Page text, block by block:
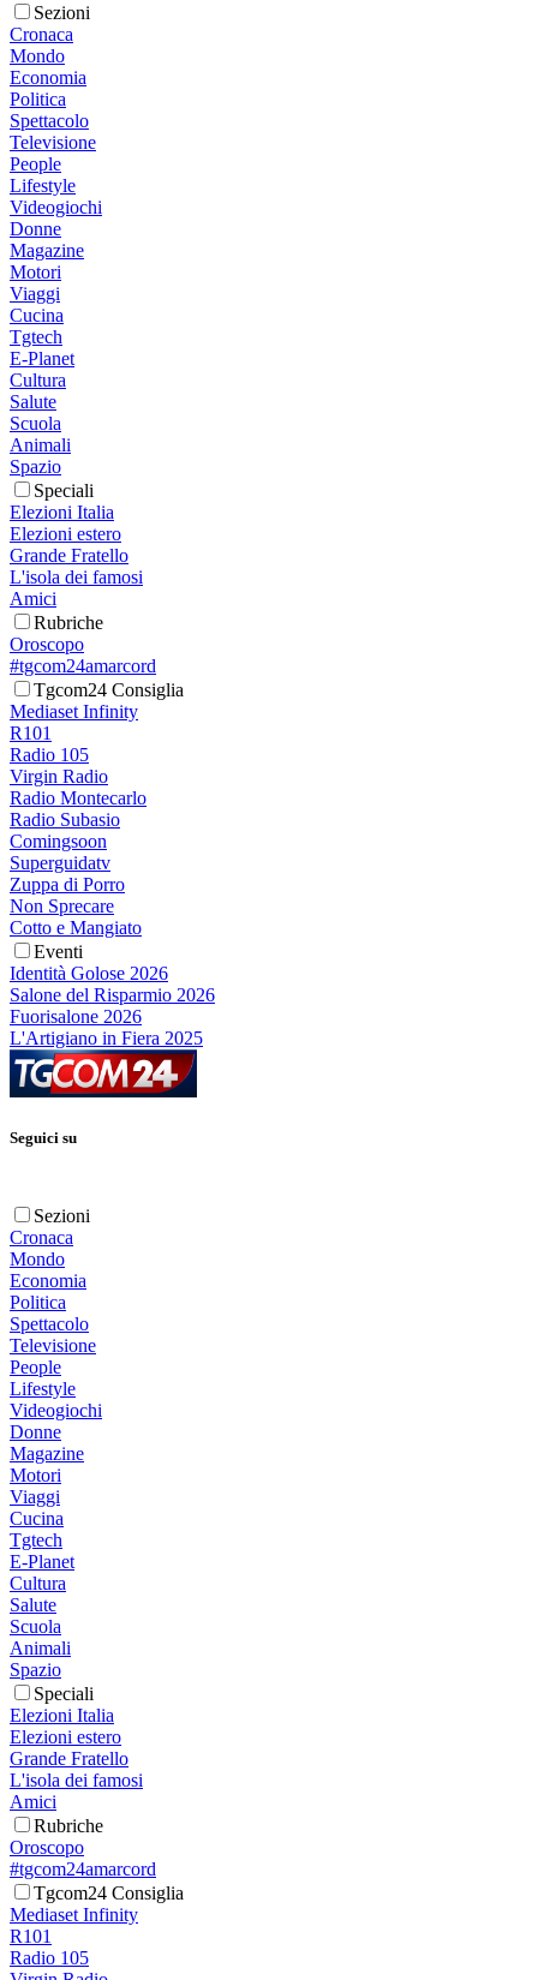
Sezioni
Cronaca
Mondo
Economia
Politica
Spettacolo
Televisione
People
Lifestyle
Videogiochi
Donne
Magazine
Motori
Viaggi
Cucina
Tgtech
E-Planet
Cultura
Salute
Scuola
Animali
Spazio
Speciali
Elezioni Italia
Elezioni estero
Grande Fratello
L'isola dei famosi
Amici
Rubriche
Oroscopo
#tgcom24amarcord
Tgcom24 Consiglia
Mediaset Infinity
R101
Radio 105
Virgin Radio
Radio Montecarlo
Radio Subasio
Comingsoon
Superguidatv
Zuppa di Porro
Non Sprecare
Cotto e Mangiato
Eventi
Identità Golose 2026
Salone del Risparmio 2026
Fuorisalone 2026
L'Artigiano in Fiera 2025
Seguici su
Sezioni
Cronaca
Mondo
Economia
Politica
Spettacolo
Televisione
People
Lifestyle
Videogiochi
Donne
Magazine
Motori
Viaggi
Cucina
Tgtech
E-Planet
Cultura
Salute
Scuola
Animali
Spazio
Speciali
Elezioni Italia
Elezioni estero
Grande Fratello
L'isola dei famosi
Amici
Rubriche
Oroscopo
#tgcom24amarcord
Tgcom24 Consiglia
Mediaset Infinity
R101
Radio 105